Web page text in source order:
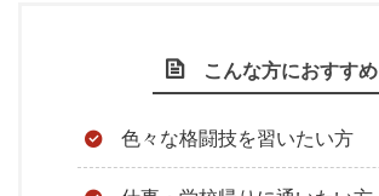
こんな方におすすめ
色々な格闘技を習いたい方